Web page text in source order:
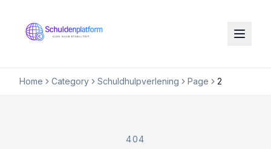
Home Category Schuldhulpverlening Page 2
404